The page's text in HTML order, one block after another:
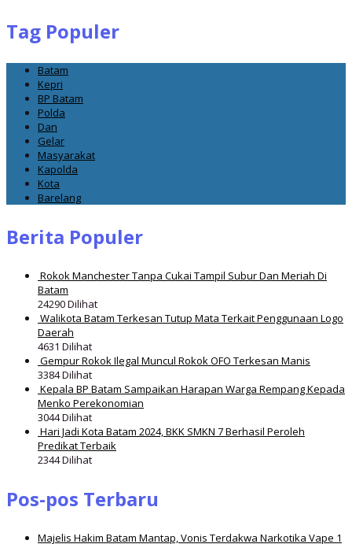
Tag Populer
Batam
Kepri
BP Batam
Polda
Dan
Gelar
Masyarakat
Kapolda
Kota
Barelang
Berita Populer
Rokok Manchester Tanpa Cukai Tampil Subur Dan Meriah Di
Batam
24290 Dilihat
Walikota Batam Terkesan Tutup Mata Terkait Penggunaan Logo
Daerah
4631 Dilihat
Gempur Rokok Ilegal Muncul Rokok OFO Terkesan Manis
3384 Dilihat
Kepala BP Batam Sampaikan Harapan Warga Rempang Kepada
Menko Perekonomian
3044 Dilihat
Hari Jadi Kota Batam 2024, BKK SMKN 7 Berhasil Peroleh
Predikat Terbaik
2344 Dilihat
Pos-pos Terbaru
Majelis Hakim Batam Mantap, Vonis Terdakwa Narkotika Vape 1